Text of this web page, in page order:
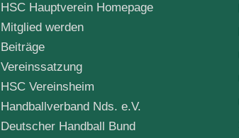
HSC Hauptverein Homepage
Mitglied werden
Beiträge
Vereinssatzung
HSC Vereinsheim
Handballverband Nds. e.V.
Deutscher Handball Bund